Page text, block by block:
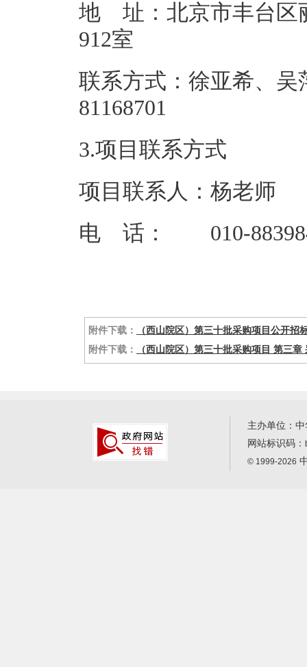
地 址：北京市丰台区
912
联系方式：徐亚希、吴
3.项目联系方式
项目联系人：杨老师
电 话： 010-
附件下载：
（西山院区）第三十批采购项目公开招
附件下载：
（西山院区）第三十批采购项目 第三章
主办单位：
网站标识码：
© 1999-2026